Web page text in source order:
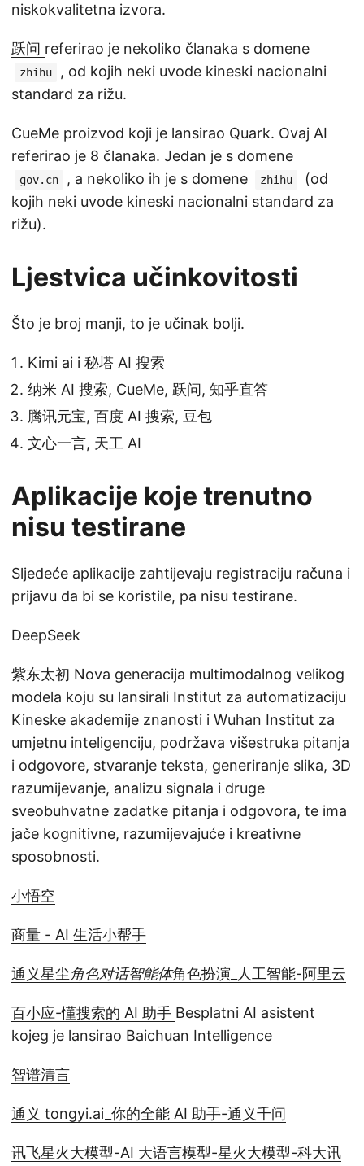
niskokvalitetna izvora.
跃问 referirao je nekoliko članaka s domene
zhihu
, od kojih neki uvode kineski nacionalni
standard za rižu.
CueMe proizvod koji je lansirao Quark. Ovaj AI
referirao je 8 članaka. Jedan je s domene
gov.cn , a nekoliko ih je s domene zhihu
(od
kojih neki uvode kineski nacionalni standard za
rižu).
Ljestvica učinkovitosti
Što je broj manji, to je učinak bolji.
Kimi ai i 秘塔 AI 搜索
纳米 AI 搜索, CueMe, 跃问, 知乎直答
腾讯元宝, 百度 AI 搜索, 豆包
文心一言, 天工 AI
Aplikacije koje trenutno
nisu testirane
Sljedeće aplikacije zahtijevaju registraciju računa i
prijavu da bi se koristile, pa nisu testirane.
DeepSeek
紫东太初 Nova generacija multimodalnog velikog
modela koju su lansirali Institut za automatizaciju
Kineske akademije znanosti i Wuhan Institut za
umjetnu inteligenciju, podržava višestruka pitanja
i odgovore, stvaranje teksta, generiranje slika, 3D
razumijevanje, analizu signala i druge
sveobuhvatne zadatke pitanja i odgovora, te ima
jače kognitivne, razumijevajuće i kreativne
sposobnosti.
小悟空
商量 - AI 生活小帮手
通义星尘角色对话智能体角色扮演_人工智能-阿里云
百小应-懂搜索的 AI 助手 Besplatni AI asistent
kojeg je lansirao Baichuan Intelligence
智谱清言
通义 tongyi.ai_你的全能 AI 助手-通义千问
讯飞星火大模型-AI 大语言模型-星火大模型-科大讯